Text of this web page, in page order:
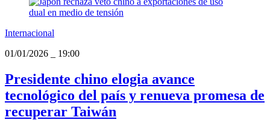
Internacional
01/01/2026
19:00
Presidente chino elogia avance
tecnológico del país y renueva promesa de
recuperar Taiwán